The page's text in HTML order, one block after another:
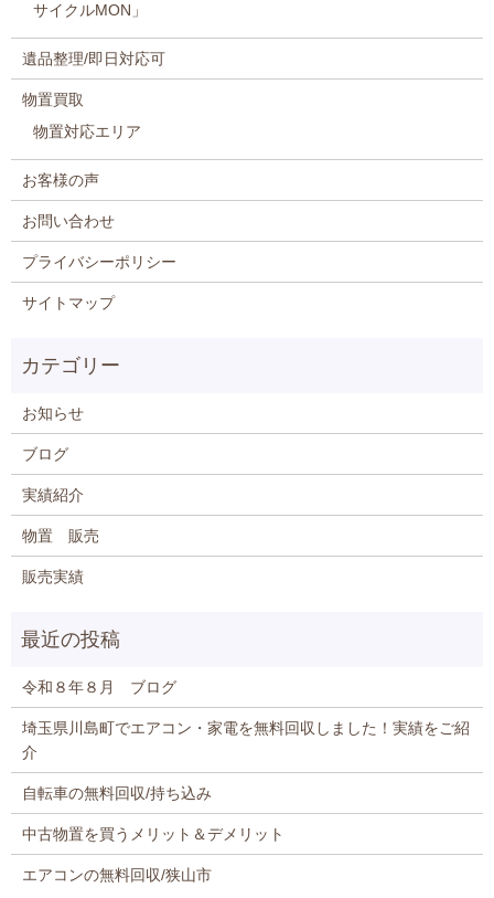
サイクルMON」
遺品整理/即日対応可
物置買取
物置対応エリア
お客様の声
お問い合わせ
プライバシーポリシー
サイトマップ
お知らせ
ブログ
実績紹介
物置 販売
販売実績
令和８年８月 ブログ
埼玉県川島町でエアコン・家電を無料回収しました！実績をご紹
介
自転車の無料回収/持ち込み
中古物置を買うメリット＆デメリット
エアコンの無料回収/狭山市